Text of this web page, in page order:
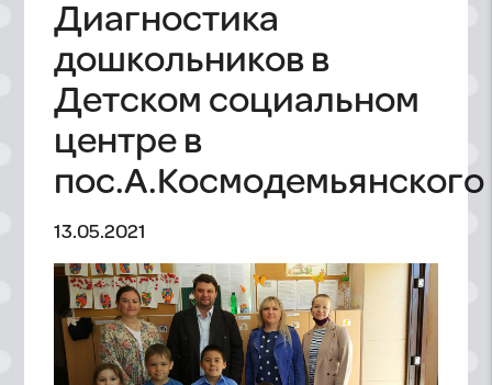
Диагностика
дошкольников в
Детском социальном
центре в
пос.А.Космодемьянского
13.05.2021